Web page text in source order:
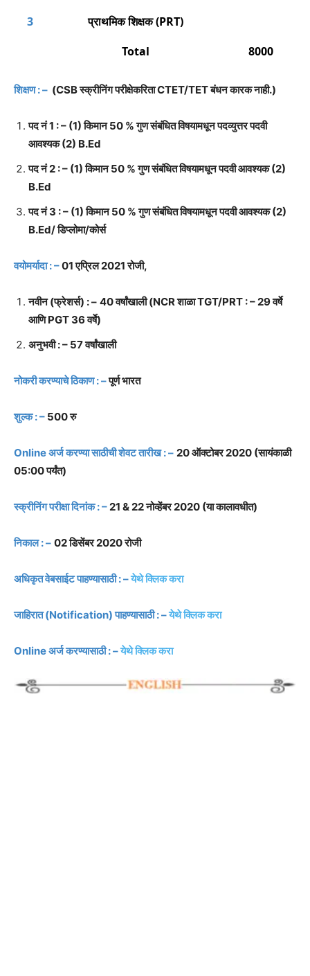
3
प्राथमिक शिक्षक (PRT)
Total
8000
शिक्षण : – (CSB स्क्रीनिंग परीक्षेकरिता CTET/TET बंधन कारक नाही.)
पद नं 1 : – (1) किमान 50 % गुण संबंधित विषयामधून पदव्युत्तर पदवी
आवश्यक (2) B.Ed
पद नं 2 : – (1) किमान 50 % गुण संबंधित विषयामधून पदवी आवश्यक (2)
B.Ed
पद नं 3 : – (1) किमान 50 % गुण संबंधित विषयामधून पदवी आवश्यक (2)
B.Ed/ डिप्लोमा/कोर्स
वयोमर्यादा : –01 एप्रिल 2021 रोजी,
नवीन (फ्रेशर्स) : – 40 वर्षांखाली (NCR शाळा TGT/PRT : – 29 वर्षे
आणि PGT 36 वर्षे)
अनुभवी : – 57 वर्षांखाली
नोकरी करण्याचे ठिकाण : –पूर्ण भारत
शुल्क : – 500 रु
Online अर्ज करण्या साठीची शेवट तारीख : – 20 ऑक्टोबर 2020 (सायंकाळी
05:00 पर्यंत)
स्क्रीनिंग परीक्षा दिनांक : –21 & 22 नोव्हेंबर 2020 (या कालावधीत)
निकाल : – 02 डिसेंबर 2020 रोजी
अधिकृत वेबसाईट पाहण्यासाठी : –येथे क्लिक करा
जाहिरात (Notification) पाहण्यासाठी : –येथे क्लिक करा
Online अर्ज करण्यासाठी : –येथे क्लिक करा